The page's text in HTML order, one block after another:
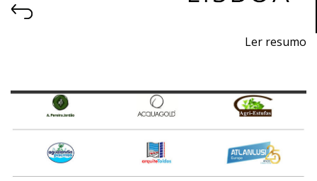
Ler resumo
22 a 24 Março 2019
Sexta a Domingo - 10h / 20h